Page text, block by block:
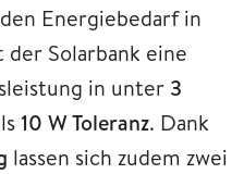
Energiebedarf in
Solarbank eine
in unter 3
10 W Toleranz. Dank
lassen sich zudem zwei